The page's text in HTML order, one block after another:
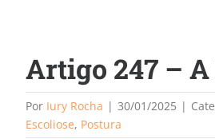
Artigo 247 –
Por Iury Rocha | 30/01/2025 |
Escoliose, Postura